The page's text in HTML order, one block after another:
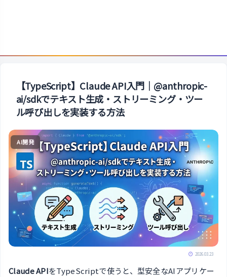
【TypeScript】Claude API入門｜@anthropic-
ai/sdkでテキスト生成・ストリーミング・ツー
ル呼び出しを実装する方法
AI開発
2026.03.23
Claude APIをTypeScriptで使うと、型安全なAIアプリケー